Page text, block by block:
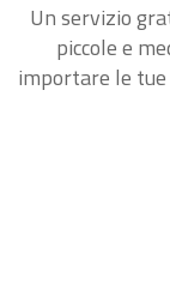
Un servizio
piccole e
importare le